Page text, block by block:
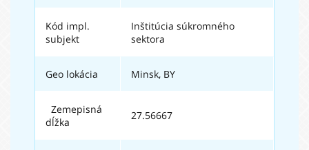
Kód impl.
subjekt
Inštitúcia súkromného
sektora
Geo lokácia Minsk, BY
Zemepisná
dĺžka
27.56667